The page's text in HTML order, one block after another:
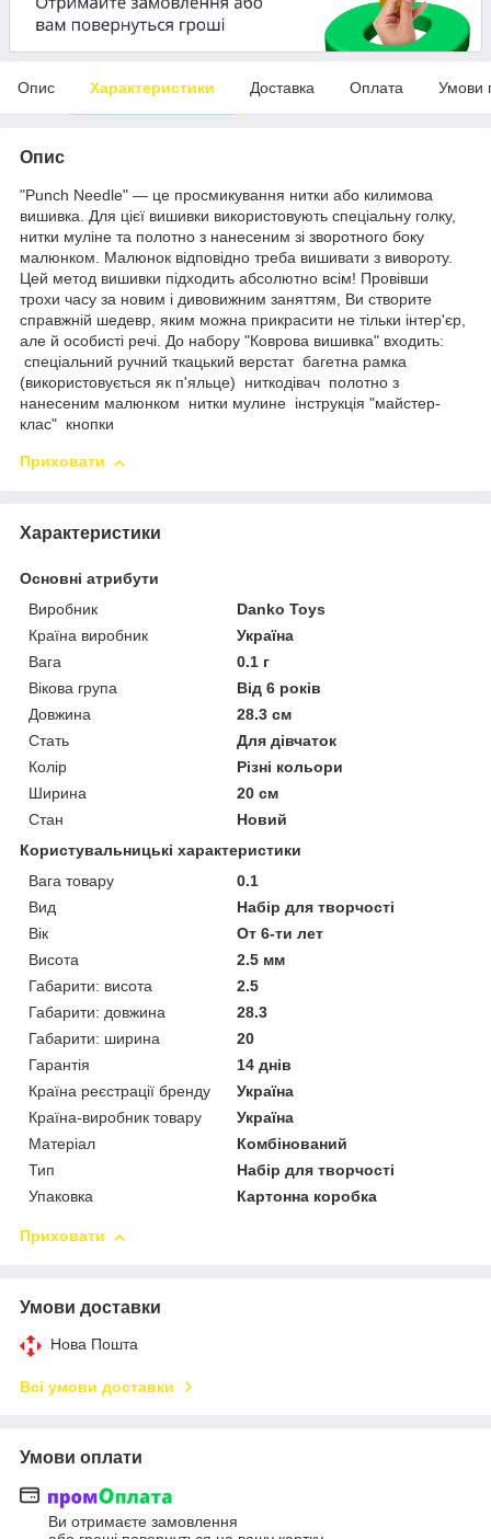
Опис Характеристики Доставка Оплата Умови
Опис
"Punch Needle" — це просмикування нитки або килимова
вишивка. Для цієї вишивки використовують спеціальну голку,
нитки муліне та полотно з нанесеним зі зворотного боку
малюнком. Малюнок відповідно треба вишивати з вивороту.
Цей метод вишивки підходить абсолютно всім! Провівши
трохи часу за новим і дивовижним заняттям, Ви створите
справжній шедевр, яким можна прикрасити не тільки інтер'єр,
але й особисті речі. До набору "Коврова вишивка" входить:
спеціальний ручний ткацький верстат багетна рамка
(використовується як п'яльце) ниткодівач полотно з
нанесеним малюнком нитки мулине інструкція "майстер-
клас" кнопки
Приховати
Характеристики
Основні атрибути
Виробник
Danko Toys
Країна виробник
Україна
Вага
0.1 г
Вікова група
Від 6 років
Довжина
28.3 см
Стать
Для дівчаток
Колір
Різні кольори
Ширина
20 см
Стан
Новий
Користувальницькі характеристики
Вага товару
0.1
Вид
Набір для творчості
Вік
От 6-ти лет
Висота
2.5 мм
Габарити: висота
2.5
Габарити: довжина
28.3
Габарити: ширина
20
Гарантія
14 днів
Країна реєстрації бренду
Україна
Країна-виробник товару
Україна
Матеріал
Комбінований
Тип
Набір для творчості
Упаковка
Картонна коробка
Приховати
Умови доставки
Нова Пошта
Всі умови доставки
Умови оплати
Ви отримаєте замовлення